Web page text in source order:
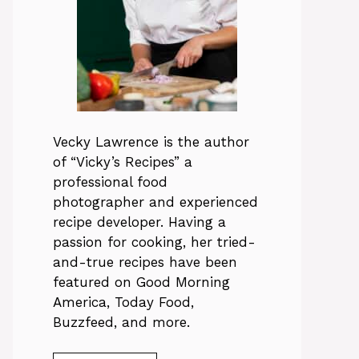
Vecky Lawrence is the author
of “Vicky’s Recipes” a
professional food
photographer and experienced
recipe developer. Having a
passion for cooking, her tried-
and-true recipes have been
featured on Good Morning
America, Today Food,
Buzzfeed, and more.